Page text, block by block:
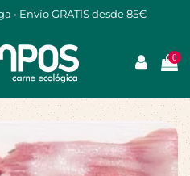
• Envío GRATIS desde 85€
0